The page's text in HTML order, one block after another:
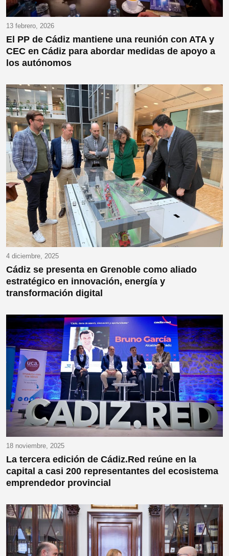
13 febrero, 2026
El PP de Cádiz mantiene una reunión con ATA y
CEC en Cádiz para abordar medidas de apoyo a
los autónomos
4 diciembre, 2025
Cádiz se presenta en Grenoble como aliado
estratégico en innovación, energía y
transformación digital
18 noviembre, 2025
La tercera edición de Cádiz.Red reúne en la
capital a casi 200 representantes del ecosistema
emprendedor provincial